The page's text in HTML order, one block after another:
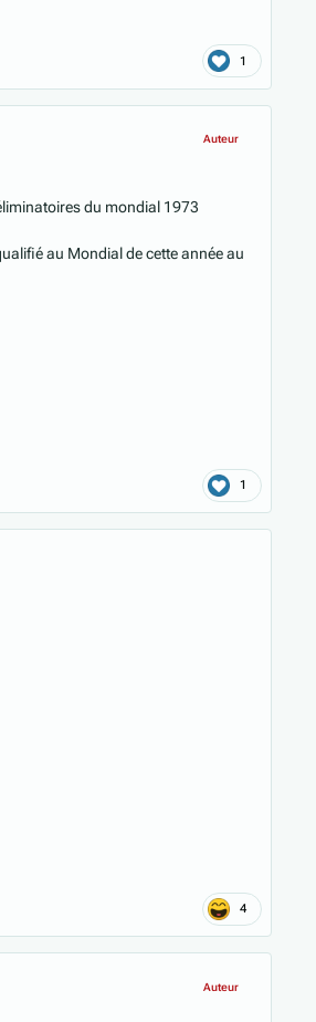
1
Auteur
du mondial 1973
au Mondial de cette année au
1
4
Auteur